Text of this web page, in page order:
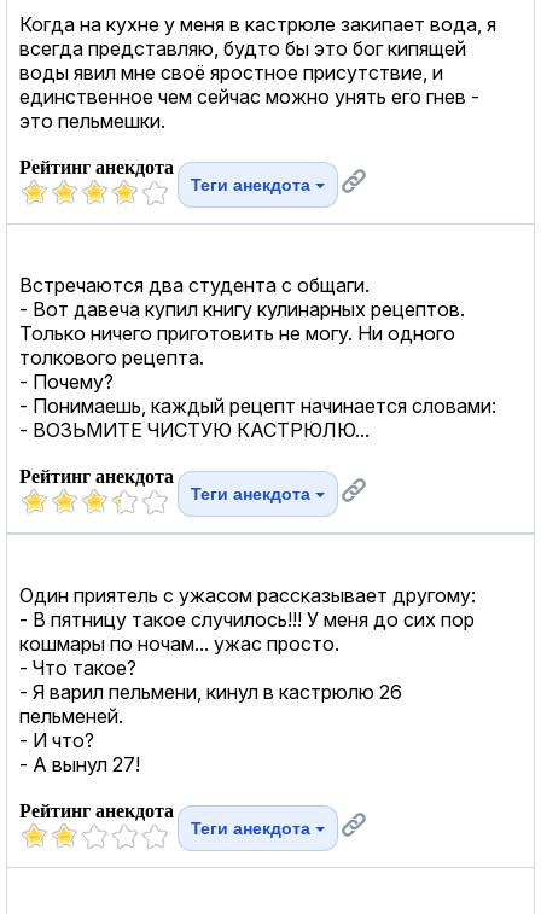
Когда на кухне у меня в кастрюле закипает вода, я
всегда представляю, будто бы это бог кипящей
воды явил мне своё яростное присутствие, и
единственное чем сейчас можно унять его гнев -
это пельмешки.
Рейтинг анекдота
Теги анекдота
Встречаются два студента с общаги.
- Вот давеча купил книгу кулинарных рецептов.
Только ничего приготовить не могу. Ни одного
толкового рецепта.
- Почему?
- Понимаешь, каждый рецепт начинается словами:
- ВОЗЬМИТЕ ЧИСТУЮ КАСТРЮЛЮ...
Рейтинг анекдота
Теги анекдота
Один приятель с ужасом рассказывает другому:
- В пятницу такое случилось!!! У меня до сих пор
кошмары по ночам... ужас просто.
- Что такое?
- Я варил пельмени, кинул в кастрюлю 26
пельменей.
- И что?
- А вынул 27!
Рейтинг анекдота
Теги анекдота